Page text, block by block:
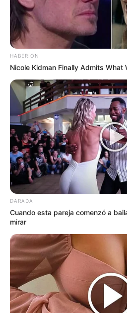
HABERION
Nicole Kidman Finally Admits What
DARADA
Cuando esta pareja comenzó a
mirar